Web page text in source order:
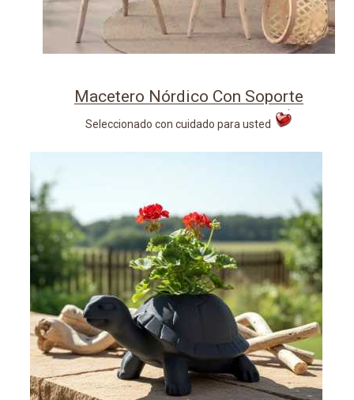
Macetero Nórdico Con Soporte
Seleccionado con cuidado para usted